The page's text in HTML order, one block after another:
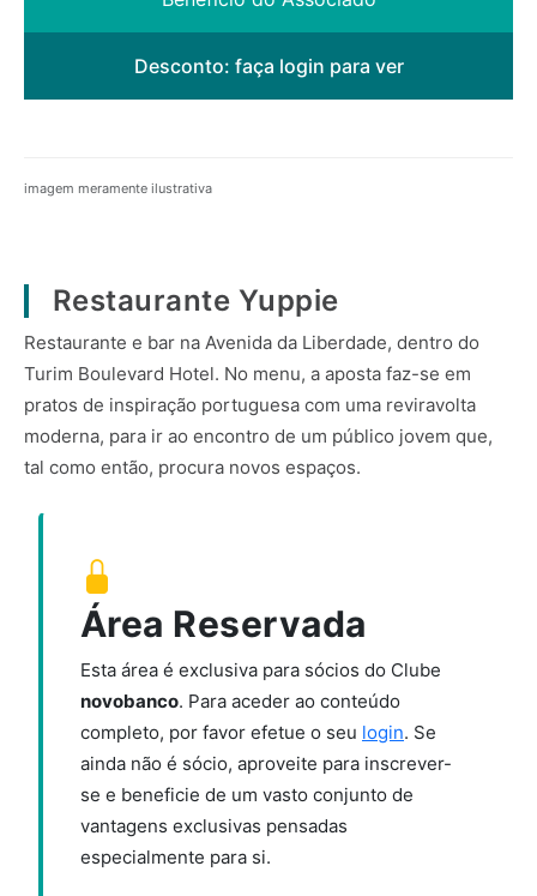
Desconto: faça login para ver
imagem meramente ilustrativa
Restaurante Yuppie
Restaurante e bar na Avenida da Liberdade, dentro do
Turim Boulevard Hotel. No menu, a aposta faz-se em
pratos de inspiração portuguesa com uma reviravolta
moderna, para ir ao encontro de um público jovem que,
tal como então, procura novos espaços.
Área Reservada
Esta área é exclusiva para sócios do Clube
novobanco. Para aceder ao conteúdo
completo, por favor efetue o seu login. Se
ainda não é sócio, aproveite para inscrever-
se e beneficie de um vasto conjunto de
vantagens exclusivas pensadas
especialmente para si.